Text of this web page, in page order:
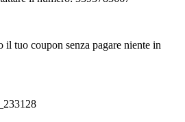
il tuo coupon senza pagare niente in